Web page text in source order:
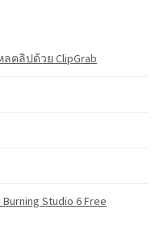
คลิปด้วย ClipGrab
Studio 6 Free